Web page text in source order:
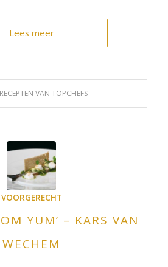
Lees meer
RECEPTEN VAN TOPCHEFS
VOORGERECHT
YUM’ – KARS VAN
WECHEM